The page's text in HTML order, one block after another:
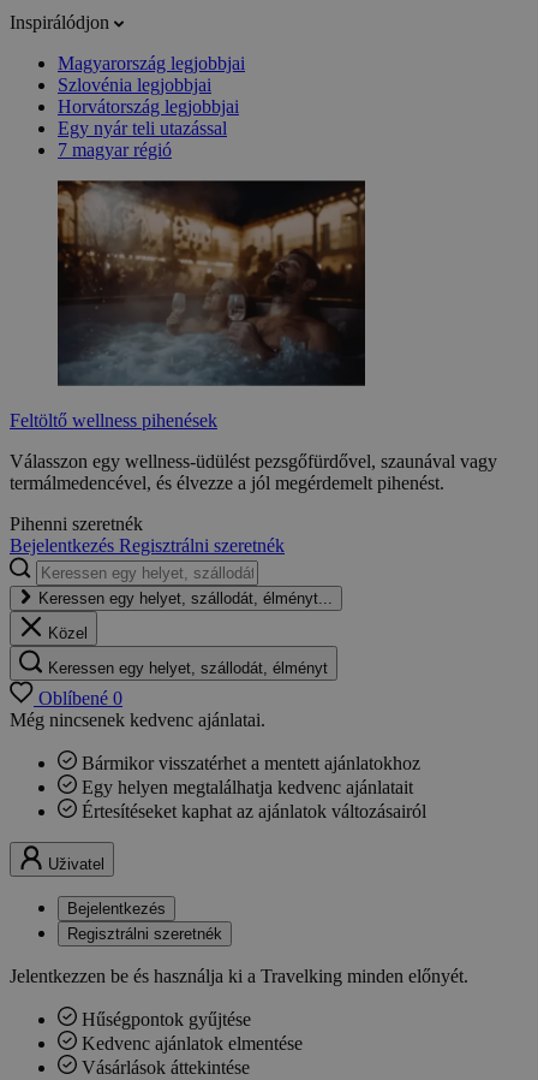
Inspirálódjon
Magyarország legjobbjai
Szlovénia legjobbjai
Horvátország legjobbjai
Egy nyár teli utazással
7 magyar régió
Feltöltő wellness pihenések
Válasszon egy wellness-üdülést pezsgőfürdővel, szaunával vagy
termálmedencével, és élvezze a jól megérdemelt pihenést.
Pihenni szeretnék
Bejelentkezés Regisztrálni szeretnék
Keressen egy helyet, szállodát, élményt...
Közel
Keressen egy helyet, szállodát, élményt
Oblíbené 0
Még nincsenek kedvenc ajánlatai.
Bármikor visszatérhet a mentett ajánlatokhoz
Egy helyen megtalálhatja kedvenc ajánlatait
Értesítéseket kaphat az ajánlatok változásairól
Uživatel
Bejelentkezés
Regisztrálni szeretnék
Jelentkezzen be és használja ki a Travelking minden előnyét.
Hűségpontok gyűjtése
Kedvenc ajánlatok elmentése
Vásárlások áttekintése